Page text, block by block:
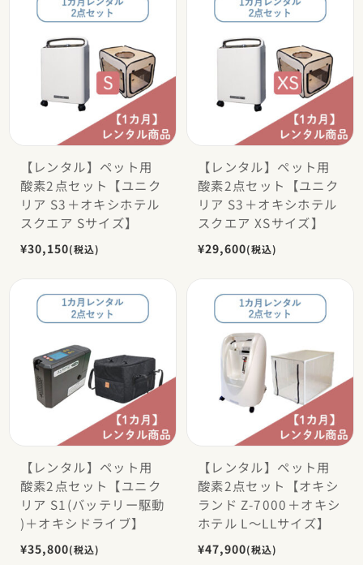
【レンタル】ペット用
酸素2点セット【ユニク
リア S3＋オキシホテル
スクエア Sサイズ】
¥30,150(税込)
【レンタル】ペット用
酸素2点セット【ユニク
リア S3＋オキシホテル
スクエア XSサイズ】
¥29,600(税込)
【レンタル】ペット用
酸素2点セット【ユニク
リア S1(バッテリー駆動
)＋オキシドライブ】
¥35,800(税込)
【レンタル】ペット用
酸素2点セット【オキシ
ランド Z-7000＋オキシ
ホテル L〜LLサイズ】
¥47,900(税込)